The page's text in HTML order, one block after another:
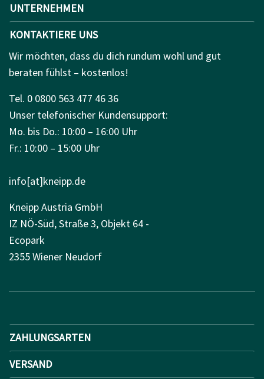
UNTERNEHMEN
KONTAKTIERE UNS
Wir möchten, dass du dich rundum wohl und gut
beraten fühlst – kostenlos!
Tel. 0 0800 563 477 46 36
Unser telefonischer Kundensupport:
Mo. bis Do.: 10:00 – 16:00 Uhr
Fr.: 10:00 – 15:00 Uhr
info[at]kneipp.de
Kneipp Austria GmbH
IZ NÖ-Süd, Straße 3, Objekt 64 -
Ecopark
2355 Wiener Neudorf
ZAHLUNGSARTEN
VERSAND